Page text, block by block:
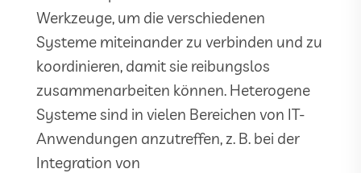
Werkzeuge, um die verschiedenen
Systeme miteinander zu verbinden und zu
koordinieren, damit sie reibungslos
zusammenarbeiten können. Heterogene
Systeme sind in vielen Bereichen von IT-
Anwendungen anzutreffen, z. B. bei der
Integration von